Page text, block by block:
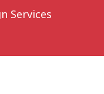
Services